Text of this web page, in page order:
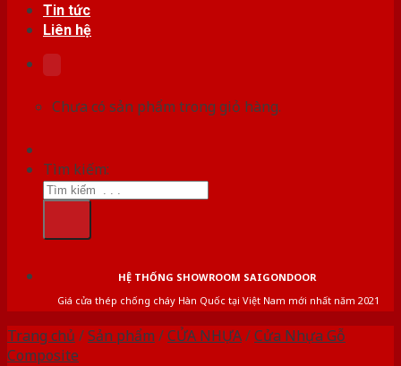
Tin tức
Liên hệ
Chưa có sản phẩm trong giỏ hàng.
Tìm kiếm:
HỆ THỐNG SHOWROOM SAIGONDOOR
Giá cửa thép chống cháy Hàn Quốc tại Việt Nam mới nhất năm 2021
Trang chủ /Sản phẩm /CỬA NHỰA/Cửa Nhựa Gỗ
Composite